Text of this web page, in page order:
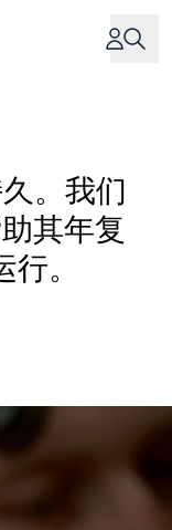
。我们
其年复
。